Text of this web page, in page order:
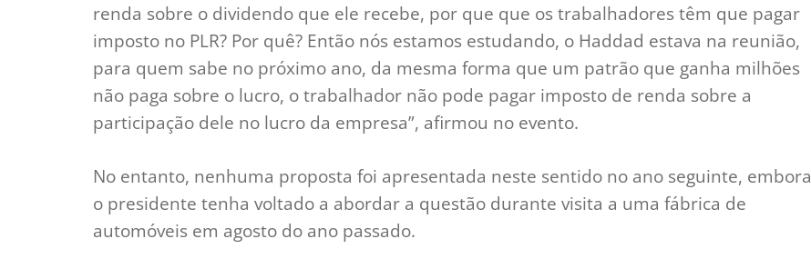
renda sobre o dividendo que ele recebe, por que que os trabalhadores têm que pagar
imposto no PLR? Por quê? Então nós estamos estudando, o Haddad estava na reunião,
para quem sabe no próximo ano, da mesma forma que um patrão que ganha milhões
não paga sobre o lucro, o trabalhador não pode pagar imposto de renda sobre a
participação dele no lucro da empresa”, afirmou no evento.
No entanto, nenhuma proposta foi apresentada neste sentido no ano seguinte, embora
o presidente tenha voltado a abordar a questão durante visita a uma fábrica de
automóveis em agosto do ano passado.